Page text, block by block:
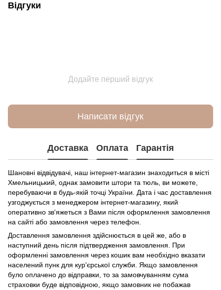
Відгуки
Додайте перший відгук
Написати відгук
Доставка Оплата Гарантія
Шановні відвідувачі, наш інтернет-магазин знаходиться в місті
Хмельницький, однак замовити штори та тюль, ви можете,
перебуваючи в будь-якій точці України. Дата і час доставлення
узгоджується з менеджером інтернет-магазину, який
оперативно зв'яжеться з Вами після оформлення замовлення
на сайті або замовлення через телефон.
Доставлення замовлення здійснюється в цей же, або в
наступний день після підтвердження замовлення. При
оформленні замовлення через кошик вам необхідно вказати
населений пунк для кур'єрської служби. Якщо замовлення
було оплачено до відправки, то за замовчуванням сума
страховки буде відповідною, якщо замовник не побажав